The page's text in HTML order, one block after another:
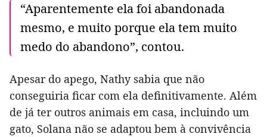
“Aparentemente ela foi abandonada
mesmo, e muito porque ela tem muito
medo do abandono”, contou.
Apesar do apego, Nathy sabia que não
conseguiria ficar com ela definitivamente. Além
de já ter outros animais em casa, incluindo um
gato, Solana não se adaptou bem à convivência